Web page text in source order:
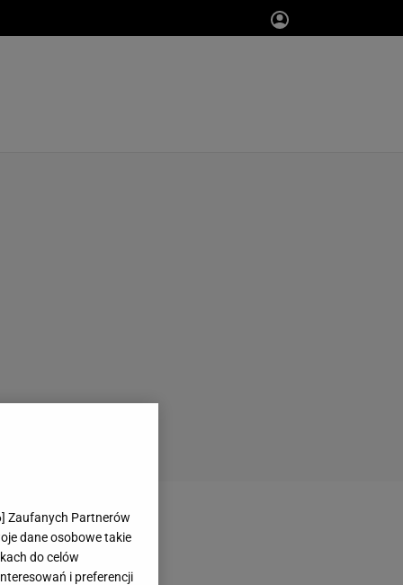
] Zaufanych Partnerów
dane osobowe takie
do celów
i preferencji